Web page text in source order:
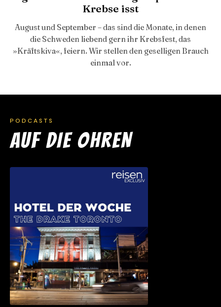
Krebse isst
August und September – das sind die Monate, in denen
die Schweden liebend gern ihr Krebsfest, das
»Kräftskiva«, feiern. Wir stellen den geselligen Brauch
einmal vor.
PODCASTS
AUF DIE OHREN